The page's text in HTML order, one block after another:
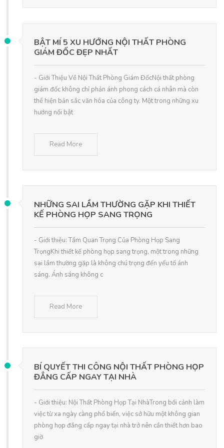
BẬT MÍ 5 XU HƯỚNG NỘI THẤT PHÒNG
GIÁM ĐỐC ĐẸP NHẤT
- Giới Thiệu Về Nội Thất Phòng Giám ĐốcNội thất phòng
giám đốc không chỉ phản ánh phong cách cá nhân mà còn
thể hiện bản sắc văn hóa của công ty. Một trong những xu
hướng nổi bật
Read More
NHỮNG SAI LẦM THƯỜNG GẶP KHI THIẾT
KẾ PHÒNG HỌP SANG TRỌNG
- Giới thiệu: Tầm Quan Trọng Của Phòng Họp Sang
TrọngKhi thiết kế phòng họp sang trọng, một trong những
sai lầm thường gặp là không chú trọng đến yếu tố ánh
sáng. Ánh sáng không c
Read More
BÍ QUYẾT THI CÔNG NỘI THẤT PHÒNG HỌP
ĐẲNG CẤP NGAY TẠI NHÀ
- Giới thiệu: Nội Thất Phòng Họp Tại NhàTrong bối cảnh làm
việc từ xa ngày càng phổ biến, việc sở hữu một không gian
phòng họp đẳng cấp ngay tại nhà trở nên cần thiết hơn bao
giờ